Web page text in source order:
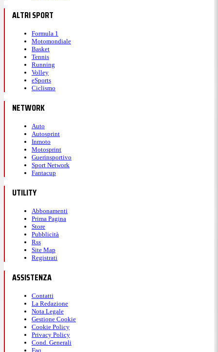
ALTRI SPORT
Formula 1
Motomondiale
Basket
Tennis
Running
Volley
eSports
Ciclismo
NETWORK
Auto
Autosprint
Inmoto
Motosprint
Guerinsportivo
Sport Network
Fantacup
UTILITY
Abbonamenti
Prima Pagina
Store
Pubblicità
Rss
Site Map
Registrati
ASSISTENZA
Contatti
La Redazione
Nota Legale
Gestione Cookie
Cookie Policy
Privacy Policy
Cond. Generali
Faq